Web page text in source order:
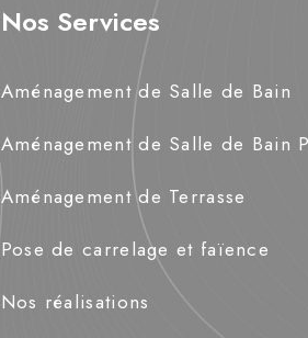
Nos Services
Aménagement de Salle de Bain
Aménagement de Salle de Bain
Aménagement de Terrasse
Pose de carrelage et faïence
Nos réalisations